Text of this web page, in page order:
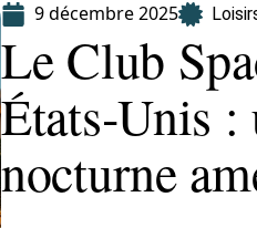
9 décembre 2025
Le Club
États‑Unis
nocturne